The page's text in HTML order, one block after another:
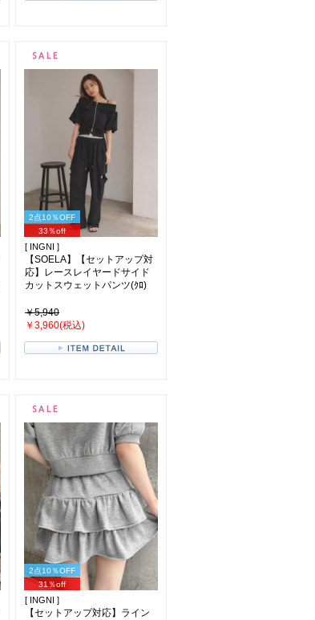
2点10％OFF
33％off
[ INGNI ]
【SOELA】【セットアップ対
応】レースレイヤードサイド
カットスウェットパンツ(ｸﾛ)
￥5,940
￥3,960(税込)
2点10％OFF
31％off
[ INGNI ]
【セットアップ対応】ライン